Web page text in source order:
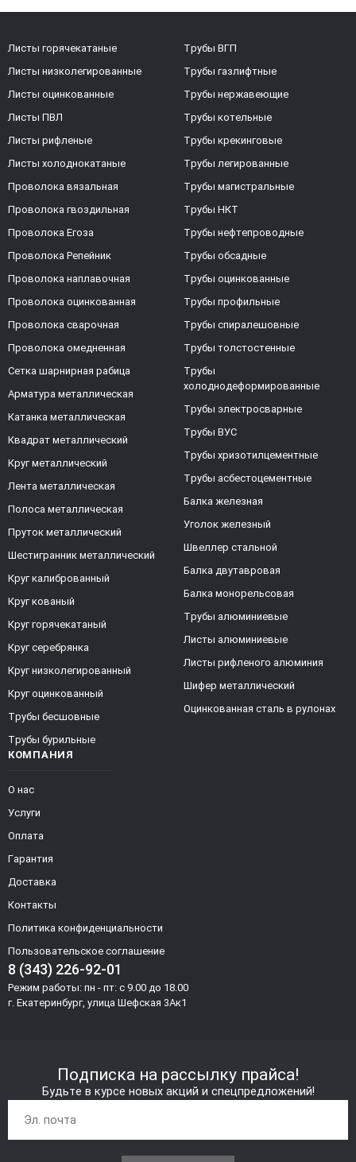
КОМПАНИЯ
О нас
Услуги
Оплата
Гарантия
Доставка
Контакты
Политика конфиденциальности
Пользовательское соглашение
8 (343) 226-92-01
Режим работы: пн - пт: с 9.00 до 18.00
г. Екатеринбург, улица Шефская 3Ак1
Листы горячекатаные
Листы низколегированные
Листы оцинкованные
Листы ПВЛ
Листы рифленые
Листы холоднокатаные
Проволока вязальная
Проволока гвоздильная
Проволока Егоза
Проволока Репейник
Проволока наплавочная
Проволока оцинкованная
Проволока сварочная
Проволока омедненная
Сетка шарнирная рабица
Арматура металлическая
Катанка металлическая
Квадрат металлический
Круг металлический
Лента металлическая
Полоса металлическая
Пруток металлический
Шестигранник металлический
Круг калиброванный
Круг кованый
Круг горячекатаный
Круг серебрянка
Круг низколегированный
Круг оцинкованный
Трубы бесшовные
Трубы бурильные
Трубы ВГП
Трубы газлифтные
Трубы нержавеющие
Трубы котельные
Трубы крекинговые
Трубы легированные
Трубы магистральные
Трубы НКТ
Трубы нефтепроводные
Трубы обсадные
Трубы оцинкованные
Трубы профильные
Трубы спиралешовные
Трубы толстостенные
Трубы
холоднодеформированные
Трубы электросварные
Трубы ВУС
Трубы хризотилцементные
Трубы асбестоцементные
Балка железная
Уголок железный
Швеллер стальной
Балка двутавровая
Балка монорельсовая
Трубы алюминиевые
Листы алюминиевые
Листы рифленого алюминия
Шифер металлический
Оцинкованная сталь в рулонах
Подписка на рассылку прайса!
Будьте в курсе новых акций и спецпредложений!